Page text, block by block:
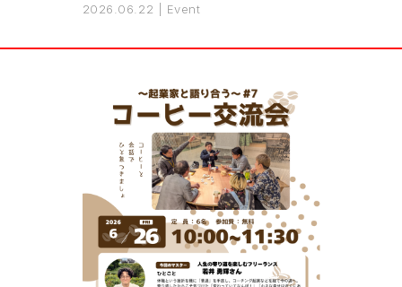
2026.06.22 Event